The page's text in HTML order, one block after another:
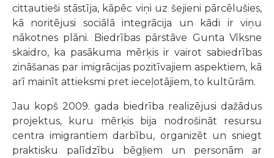
cittautieši stāstīja, kāpēc viņi uz šejieni pārcēlušies,
kā noritējusi sociālā integrācija un kādi ir viņu
nākotnes plāni. Biedrības pārstāve Gunta Vīksne
skaidro, ka pasākuma mērķis ir vairot sabiedrības
zināšanas par imigrācijas pozitīvajiem aspektiem, kā
arī mainīt attieksmi pret ieceļotājiem, to kultūrām.
Jau kopš 2009. gada biedrība realizējusi dažādus
projektus, kuru mērķis bija nodrošināt resursu
centra imigrantiem darbību, organizēt un sniegt
praktisku palīdzību bēgļiem un personām ar